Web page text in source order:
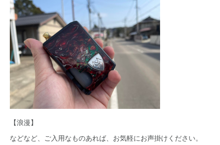
【浪漫】
などなど、ご入用なものあれば、お気軽にお声掛けください。